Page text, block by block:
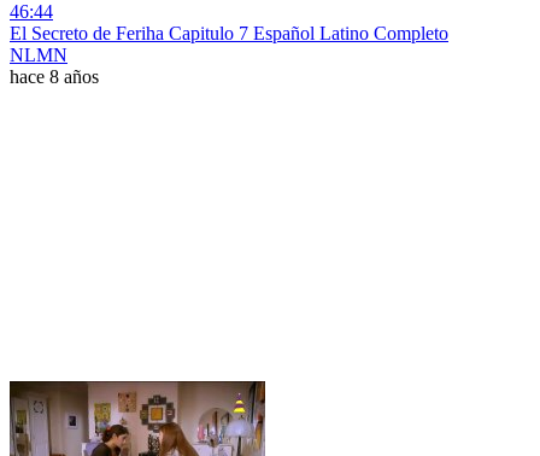
46:44
El Secreto de Feriha Capitulo 7 Español Latino Completo
NLMN
hace 8 años